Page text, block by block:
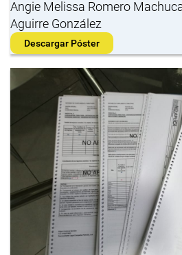
Angie Melissa Romero
Aguirre González
Descargar Póster